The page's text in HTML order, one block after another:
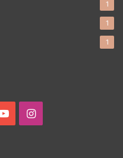
1
1
1
YouTubeInstagram